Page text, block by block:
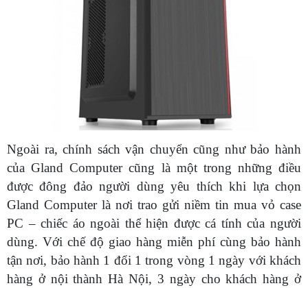
Ngoài ra, chính sách vận chuyển cũng như bảo hành
của Gland Computer cũng là một trong những điều
được đông đảo người dùng yêu thích khi lựa chọn
Gland Computer là nơi trao gửi niềm tin mua vỏ case
PC – chiếc áo ngoài thể hiện được cá tính của người
dùng. Với chế độ giao hàng miễn phí cùng bảo hành
tận nơi, bảo hành 1 đổi 1 trong vòng 1 ngày với khách
hàng ở nội thành Hà Nội, 3 ngày cho khách hàng ở